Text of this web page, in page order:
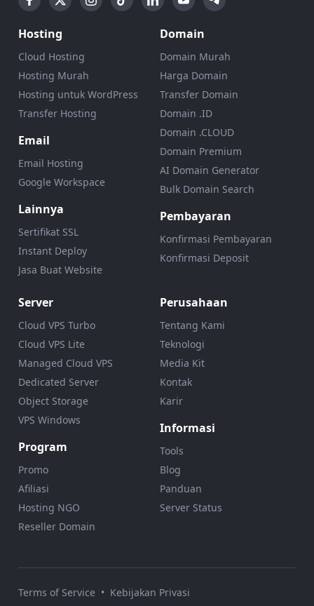
Hosting
Cloud Hosting
Hosting Murah
Hosting untuk WordPress
Transfer Hosting
Email
Email Hosting
Google Workspace
Lainnya
Sertifikat SSL
Instant Deploy
Jasa Buat Website
Domain
Domain Murah
Harga Domain
Transfer Domain
Domain .ID
Domain .CLOUD
Domain Premium
AI Domain Generator
Bulk Domain Search
Pembayaran
Konfirmasi Pembayaran
Konfirmasi Deposit
Server
Cloud VPS Turbo
Cloud VPS Lite
Managed Cloud VPS
Dedicated Server
Object Storage
VPS Windows
Program
Promo
Afiliasi
Hosting NGO
Reseller Domain
Perusahaan
Tentang Kami
Teknologi
Media Kit
Kontak
Karir
Informasi
Tools
Blog
Panduan
Server Status
Terms of Service • Kebijakan Privasi